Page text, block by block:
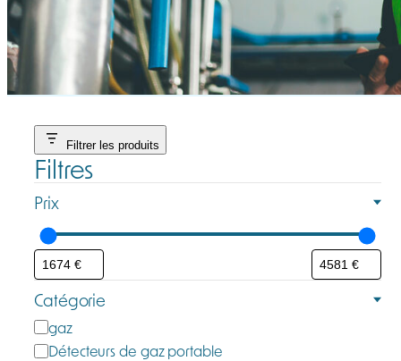
Filtrer les produits
Filtres
Prix
Catégorie
C
a
gaz
Détecteurs de gaz portable